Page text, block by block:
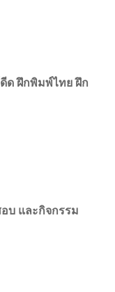
ด ฝึกพิมพ์ไทย ฝึก
บ และกิจกรรม